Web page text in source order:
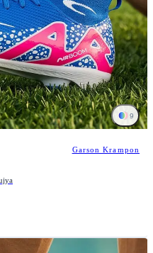
9
Garson Krampon